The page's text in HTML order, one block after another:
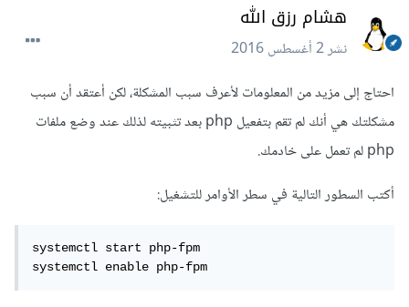
هشام رزق الله
نشر2 أغسطس 2016
احتاج إلى مزيد من المعلومات لأعرف سبب المشكلة، لكن أعتقد أن سبب
مشكلتك هي أنك لم تقم بتفعيل php بعد تثبيته لذلك عند وضع ملفات
php لم تعمل على خادمك.
أكتب السطور التالية في سطر الأوامر للتشغيل:
systemctl start php-fpm
systemctl enable php-fpm